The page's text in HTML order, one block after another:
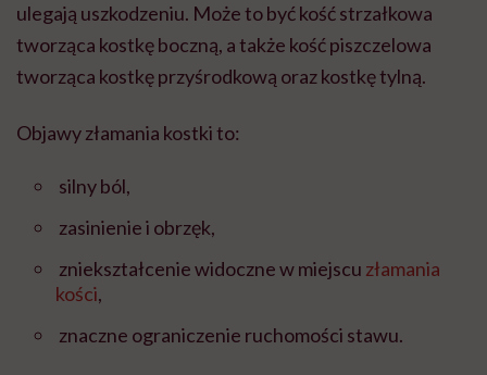
ulegają uszkodzeniu. Może to być kość strzałkowa
tworząca kostkę boczną, a także kość piszczelowa
tworząca kostkę przyśrodkową oraz kostkę tylną.
Objawy złamania kostki to:
silny ból,
zasinienie i obrzęk,
zniekształcenie widoczne w miejscu złamania
kości,
znaczne ograniczenie ruchomości stawu.